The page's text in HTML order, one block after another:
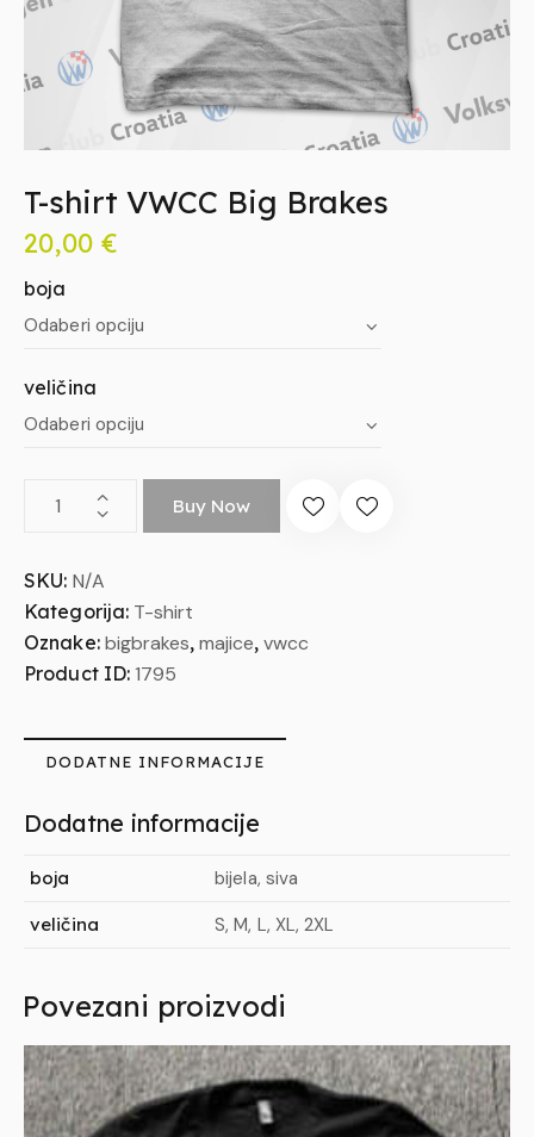
T-shirt VWCC Big Brakes
20,00 €
boja
veličina
Buy Now
SKU: N/A
Kategorija: T-shirt
Oznake: bigbrakes,majice,vwcc
Product ID:1795
DODATNE INFORMACIJE
Dodatne informacije
boja bijela, siva
veličina S, M, L, XL, 2XL
Povezani proizvodi